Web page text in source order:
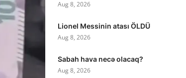
Aug 8, 2026
Lionel Messinin atası ÖLDÜ
Aug 8, 2026
Sabah hava necə olacaq?
Aug 8, 2026